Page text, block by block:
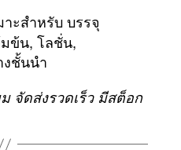
าะสำหรับ บรรจุ
ข้น, โลชั่น,
ชั้นนำ
จัดส่งรวดเร็ว มีสต็อก